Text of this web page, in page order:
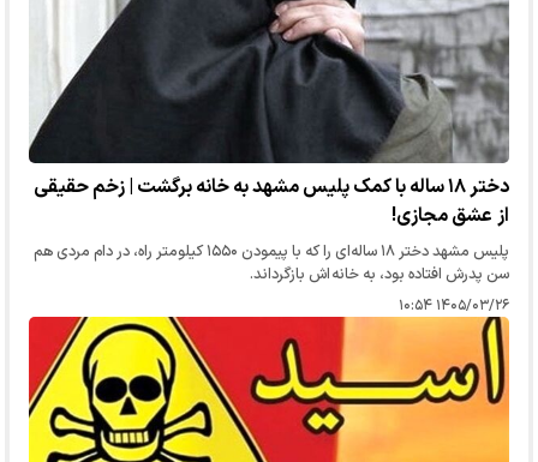
دختر ۱۸ ساله با کمک پلیس مشهد به خانه برگشت | زخم حقیقی
از عشق مجازی!
پلیس مشهد دختر ۱۸ ساله‌ای را که با پیمودن ۱۵۵۰ کیلومتر راه، در دام مردی هم
سن پدرش افتاده بود، به خانه اش بازگرداند.
۱۴۰۵/۰۳/۲۶ ۱۰:۵۴